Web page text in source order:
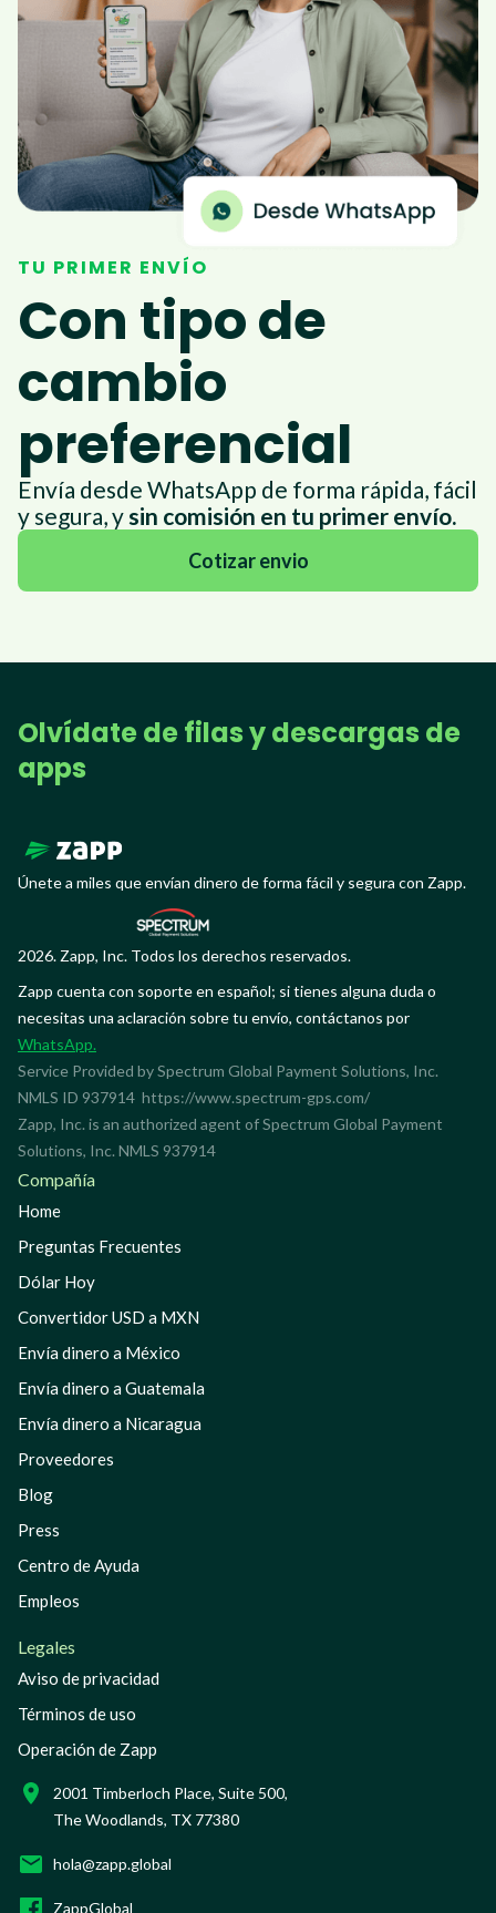
TU PRIMER ENVÍO
Con tipo de
cambio
preferencial
Envía desde WhatsApp de forma rápida, fácil
y segura, ysin comisión en tu primer envío.
Cotizar envio
Olvídate de filas y descargas de
apps
Únete a miles que envían dinero de forma fácil y segura con Zapp.
2026. Zapp, Inc. Todos los derechos reservados.
Zapp cuenta con soporte en español; si tienes alguna duda o
necesitas una aclaración sobre tu envío, contáctanos por
WhatsApp.
Service Provided by Spectrum Global Payment Solutions, Inc.
NMLS ID 937914 https://www.spectrum-gps.com/
Zapp, Inc. is an authorized agent of Spectrum Global Payment
Solutions, Inc. NMLS 937914
Compañía
Home
Preguntas Frecuentes
Dólar Hoy
Convertidor USD a MXN
Envía dinero a México
Envía dinero a Guatemala
Envía dinero a Nicaragua
Proveedores
Blog
Press
Centro de Ayuda
Empleos
Legales
Aviso de privacidad
Términos de uso
Operación de Zapp
2001 Timberloch Place, Suite 500,
The Woodlands, TX 77380
hola@zapp.global
ZappGlobal